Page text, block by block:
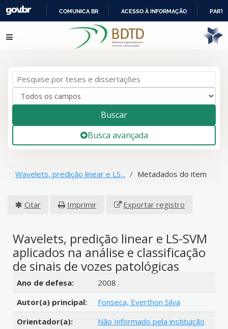
IR
PARA
COMUNICA BR ACESSO À INFORMAÇÃO
Pular para o conteúdo
Buscar
Busca avançada
Wavelets, predição linear e LS... Metadados do item
Citar Imprimir Exportar registro
Wavelets, predição linear e LS-SVM
aplicados na análise e classificação
de sinais de vozes patológicas
Detalhes bibliográficos
Ano de defesa:
2008
Autor(a) principal:
Fonseca, Everthon Silva
Orientador(a):
Não Informado pela instituição